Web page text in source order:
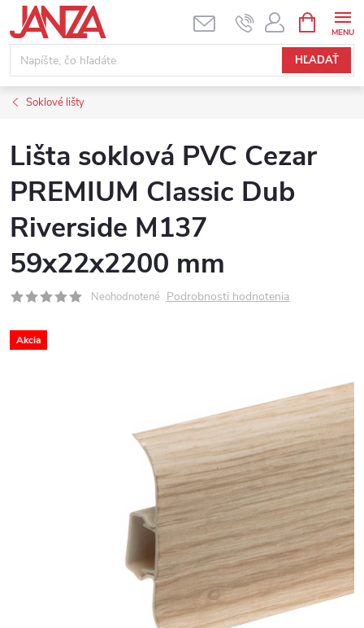
Prejsť na obsah
HĽADAŤ
Soklové lišty
Lišta soklová PVC Cezar
PREMIUM Classic Dub
Riverside M137
59x22x2200 mm
Neohodnotené Podrobnosti hodnotenia
Akcia